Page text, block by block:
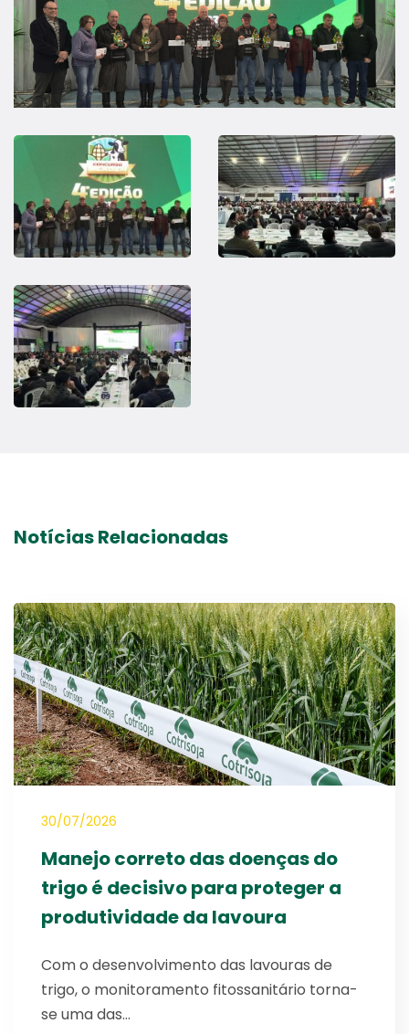
Notícias Relacionadas
30/07/2026
Manejo correto das doenças do
trigo é decisivo para proteger a
produtividade da lavoura
Com o desenvolvimento das lavouras de
trigo, o monitoramento fitossanitário torna-
se uma das…